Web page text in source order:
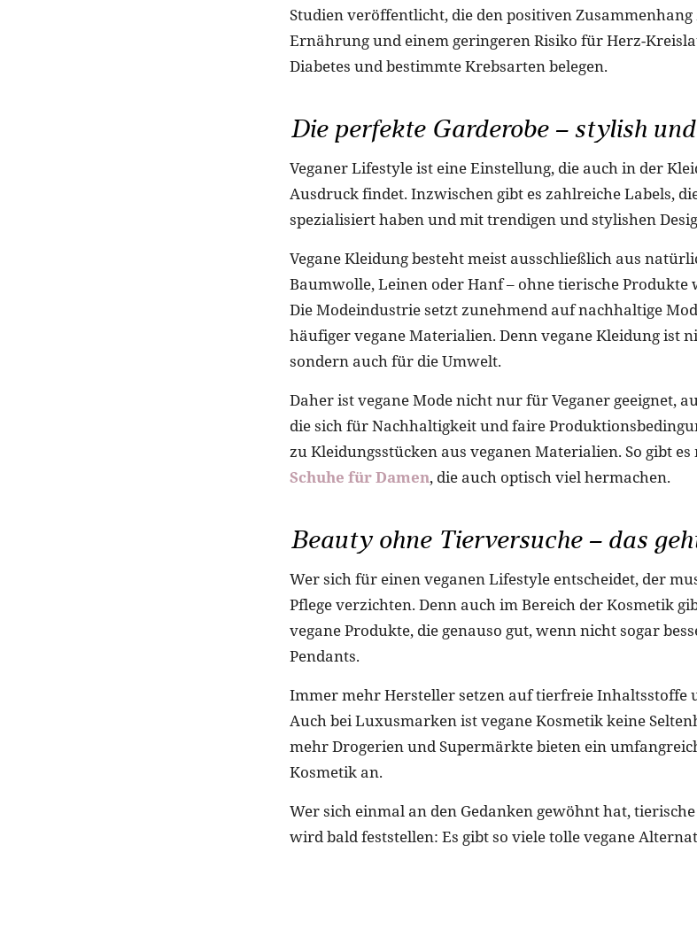
Studien veröffentlicht, die den positiven
Ernährung und einem geringeren Risiko für Herz-
Diabetes und bestimmte Krebsarten belegen.
Die perfekte Garderobe – stylish
Veganer Lifestyle ist eine Einstellung, die auch in der
Ausdruck findet. Inzwischen gibt es zahlreiche Labels,
spezialisiert haben und mit trendigen und stylishen
Vegane Kleidung besteht meist ausschließlich aus
Baumwolle, Leinen oder Hanf – ohne tierische Produkte
Die Modeindustrie setzt zunehmend auf nachhaltige
häufiger vegane Materialien. Denn vegane Kleidung ist
sondern auch für die Umwelt.
Daher ist vegane Mode nicht nur für Veganer geeignet,
die sich für Nachhaltigkeit und faire
zu Kleidungsstücken aus veganen Materialien. So gibt
Schuhe für Damen, die auch optisch viel hermachen.
Beauty ohne Tierversuche – das
Wer sich für einen veganen Lifestyle entscheidet, der
Pflege verzichten. Denn auch im Bereich der Kosmetik
vegane Produkte, die genauso gut, wenn nicht sogar
Pendants.
Immer mehr Hersteller setzen auf tierfreie Inhaltsstoffe
Auch bei Luxusmarken ist vegane Kosmetik keine
mehr Drogerien und Supermärkte bieten ein
Kosmetik an.
Wer sich einmal an den Gedanken gewöhnt hat,
wird bald feststellen: Es gibt so viele tolle vegane